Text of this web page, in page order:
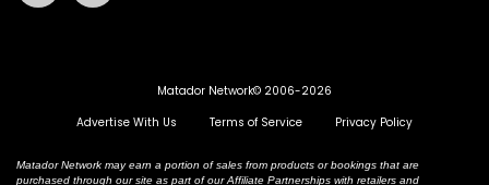
Matador Network© 2006-2026
Advertise With Us
Terms of Service Privacy Policy
Matador Network may earn a portion of sales from products or bookings that are
purchased through our site as part of our Affiliate Partnerships with retailers and